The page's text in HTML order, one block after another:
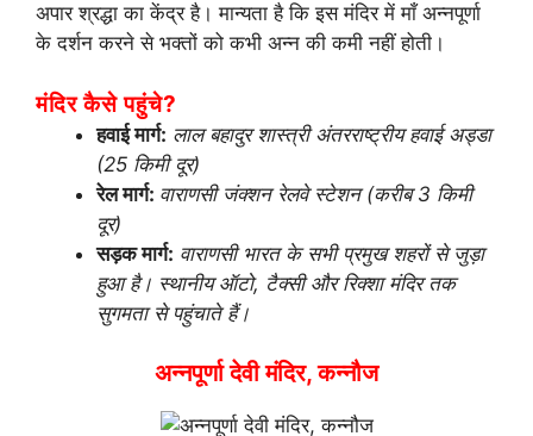
अपार श्रद्धा का केंद्र है। मान्यता है कि इस मंदिर में माँ अन्नपूर्णा
के दर्शन करने से भक्तों को कभी अन्न की कमी नहीं होती।
मंदिर कैसे पहुंचे?
हवाई मार्ग: लाल बहादुर शास्त्री अंतरराष्ट्रीय हवाई अड्डा
(25 किमी दूर)
रेल मार्ग: वाराणसी जंक्शन रेलवे स्टेशन (करीब 3 किमी
दूर)
सड़क मार्ग: वाराणसी भारत के सभी प्रमुख शहरों से जुड़ा
हुआ है। स्थानीय ऑटो, टैक्सी और रिक्शा मंदिर तक
सुगमता से पहुंचाते हैं।
अन्नपूर्णा देवी मंदिर, कन्नौज